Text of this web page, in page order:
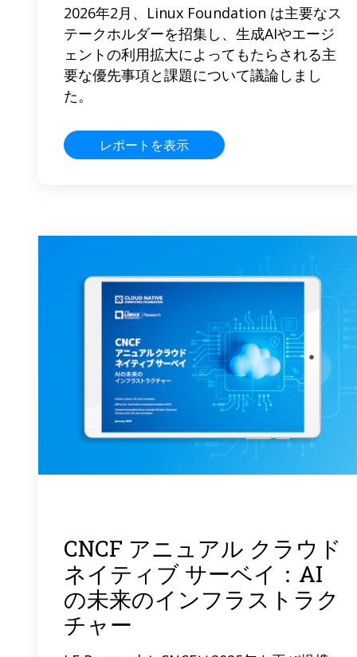
2026年2月、Linux Foundation は主要なス
テークホルダーを招集し、生成AIやエージ
ェントの利用拡大によってもたらされる主
要な優先事項と課題について議論しまし
た。
レポートを表示
CNCF アニュアル クラウド
ネイティブ サーベイ：AI
の未来のインフラストラク
チャー